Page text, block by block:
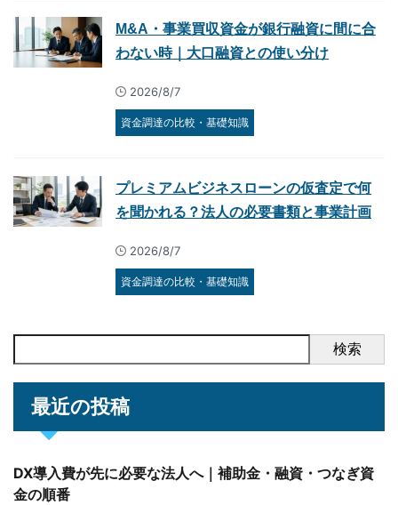
M&A・事業買収資金が銀行融資に間に合
わない時｜大口融資との使い分け
2026/8/7
資金調達の比較・基礎知識
プレミアムビジネスローンの仮査定で何
を聞かれる？法人の必要書類と事業計画
2026/8/7
資金調達の比較・基礎知識
検索
最近の投稿
DX導入費が先に必要な法人へ｜補助金・融資・つなぎ資
金の順番